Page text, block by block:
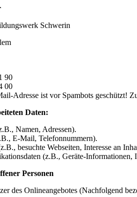
Schwerin
90
00
Adresse ist vor Spambots geschützt!
Daten:
Namen, Adressen).
E-Mail, Telefonnummern).
besuchte Webseiten, Interesse an
(z.B., Geräte-Informationen,
Personen
des Onlineangebotes (Nachfolgend